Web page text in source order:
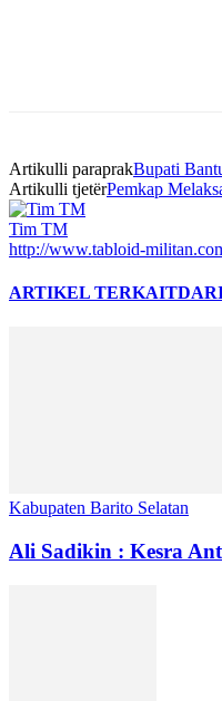
Artikulli paraprakBupati
Artikulli tjetërPemkap
Tim TM
http://www.tabloid-
ARTIKEL TERKAIT
Kabupaten Barito Selatan
Ali Sadikin : Kesra